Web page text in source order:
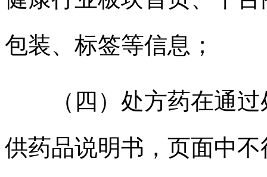
包装、标签等信息；
（四）处方药在通过
供药品说明书，页面中